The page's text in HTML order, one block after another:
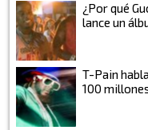
¿Por qué
lance un
T-Pain
100